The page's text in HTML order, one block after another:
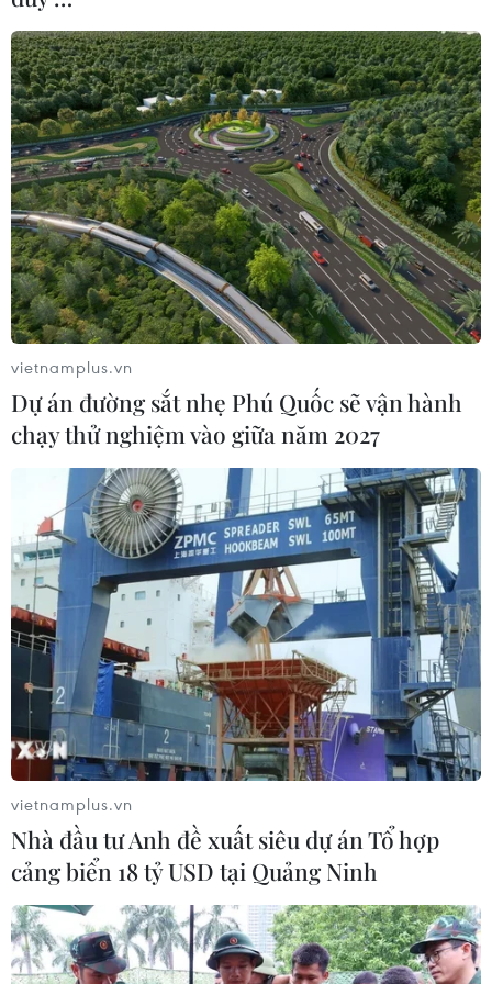
cú sốc khiến người hâm mộ phải đặt dấu hỏi lớn cho
các đội bóng được đánh giá cao.
Kết quả World Cup 2026: Iran-New
Zealand chia điểm sau màn rượt đuổi hấp
dẫn
16/06/2026 03:22
Iran và New Zealand bất phân thắng bại ở ngày ra
quân bảng G World Cup 2026 khi cầm hòa nhau 2-2
sau màn rượt đuổi tỷ số hấp dẫn trên sân vận động
SoFi.
vietnamplus.vn
Dự án đường sắt nhẹ Phú Quốc sẽ vận hành
chạy thử nghiệm vào giữa năm 2027
vietnamplus.vn
Nhà đầu tư Anh đề xuất siêu dự án Tổ hợp
cảng biển 18 tỷ USD tại Quảng Ninh